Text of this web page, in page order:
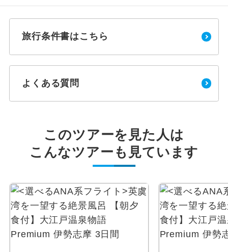
旅行条件書はこちら
よくある質問
このツアーを見た人は
こんなツアーも見ています